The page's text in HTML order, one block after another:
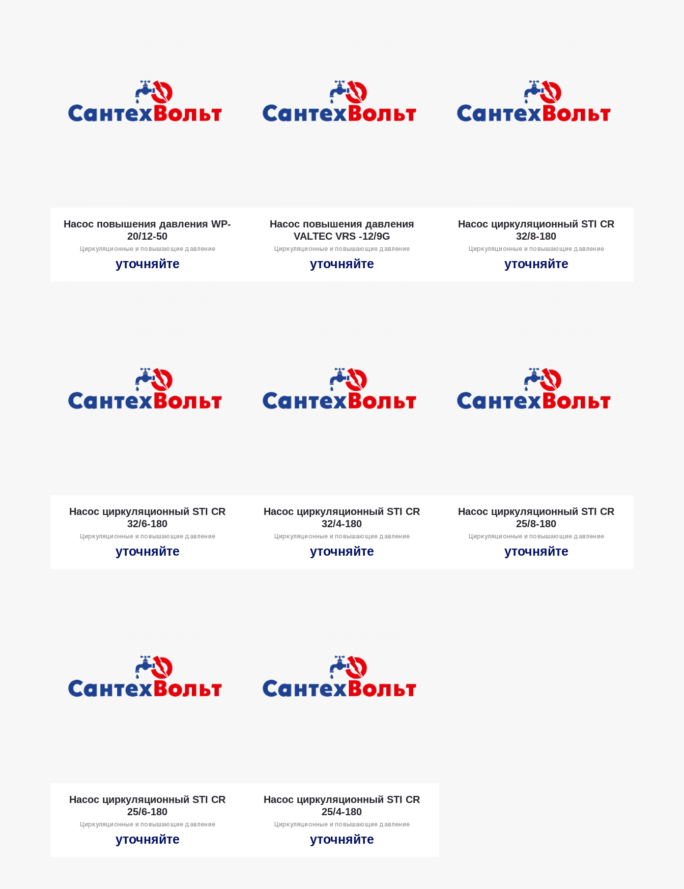
Насос повышения давления WP-
20/12-50
Циркуляционные и повышающие давление
уточняйте
Насос повышения давления
VALTEC VRS -12/9G
Циркуляционные и повышающие давление
уточняйте
Насос циркуляционный STI CR
32/8-180
Циркуляционные и повышающие давление
уточняйте
Насос циркуляционный STI CR
32/6-180
Циркуляционные и повышающие давление
уточняйте
Насос циркуляционный STI CR
32/4-180
Циркуляционные и повышающие давление
уточняйте
Насос циркуляционный STI CR
25/8-180
Циркуляционные и повышающие давление
уточняйте
Насос циркуляционный STI CR
25/6-180
Циркуляционные и повышающие давление
уточняйте
Насос циркуляционный STI CR
25/4-180
Циркуляционные и повышающие давление
уточняйте